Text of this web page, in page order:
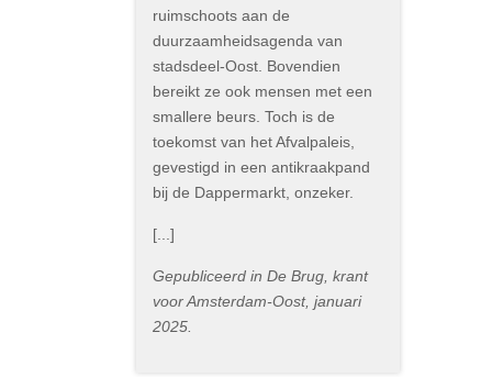
ruimschoots aan de
duurzaamheidsagenda van
stadsdeel-Oost. Bovendien
bereikt ze ook mensen met een
smallere beurs. Toch is de
toekomst van het Afvalpaleis,
gevestigd in een antikraakpand
bij de Dappermarkt, onzeker.
[...]
Gepubliceerd in De Brug, krant
voor Amsterdam-Oost, januari
2025.